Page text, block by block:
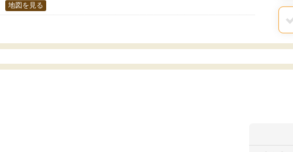
地図を見る